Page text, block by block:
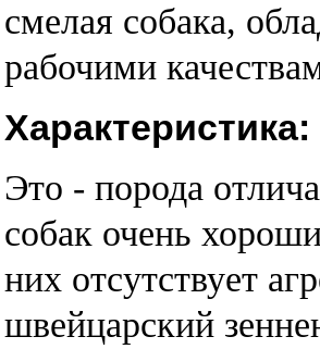
смелая собака,
рабочими
Характеристика:
Это - порода
собак очень
них отсутствует
швейцарский